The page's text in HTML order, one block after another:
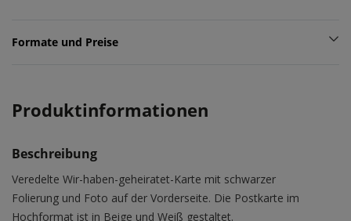
Formate und Preise
Produktinformationen
Beschreibung
Veredelte Wir-haben-geheiratet-Karte mit schwarzer
Folierung und Foto auf der Vorderseite. Die Postkarte im
Hochformat ist in Beige und Weiß gestaltet.